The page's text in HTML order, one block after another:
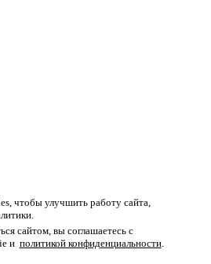
чтобы улучшить работу сайта,
сайтом, вы соглашаетесь с
и политикой конфиденциальности.